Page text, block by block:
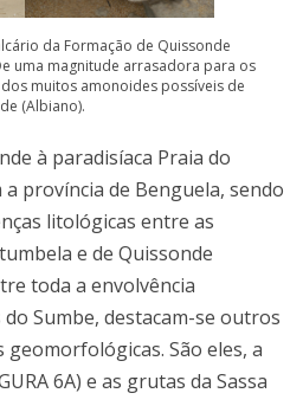
da Formação de Quissonde
uma magnitude arrasadora para os
muitos amonoides possíveis de
(Albiano).
à paradisíaca Praia do
província de Benguela, sendo
litológicas entre as
e de Quissonde
toda a envolvência
Sumbe, destacam-se outros
São eles, a
6A) e as grutas da Sassa